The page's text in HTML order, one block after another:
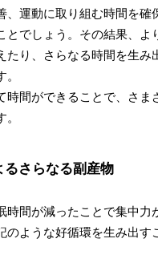
、運動に取り組む時間を確
とでしょう。その結果、よ
たり、さらなる時間を生み
時間ができることで、さま
るさらなる副産物
時間が減ったことで集中力
のような好循環を生み出す